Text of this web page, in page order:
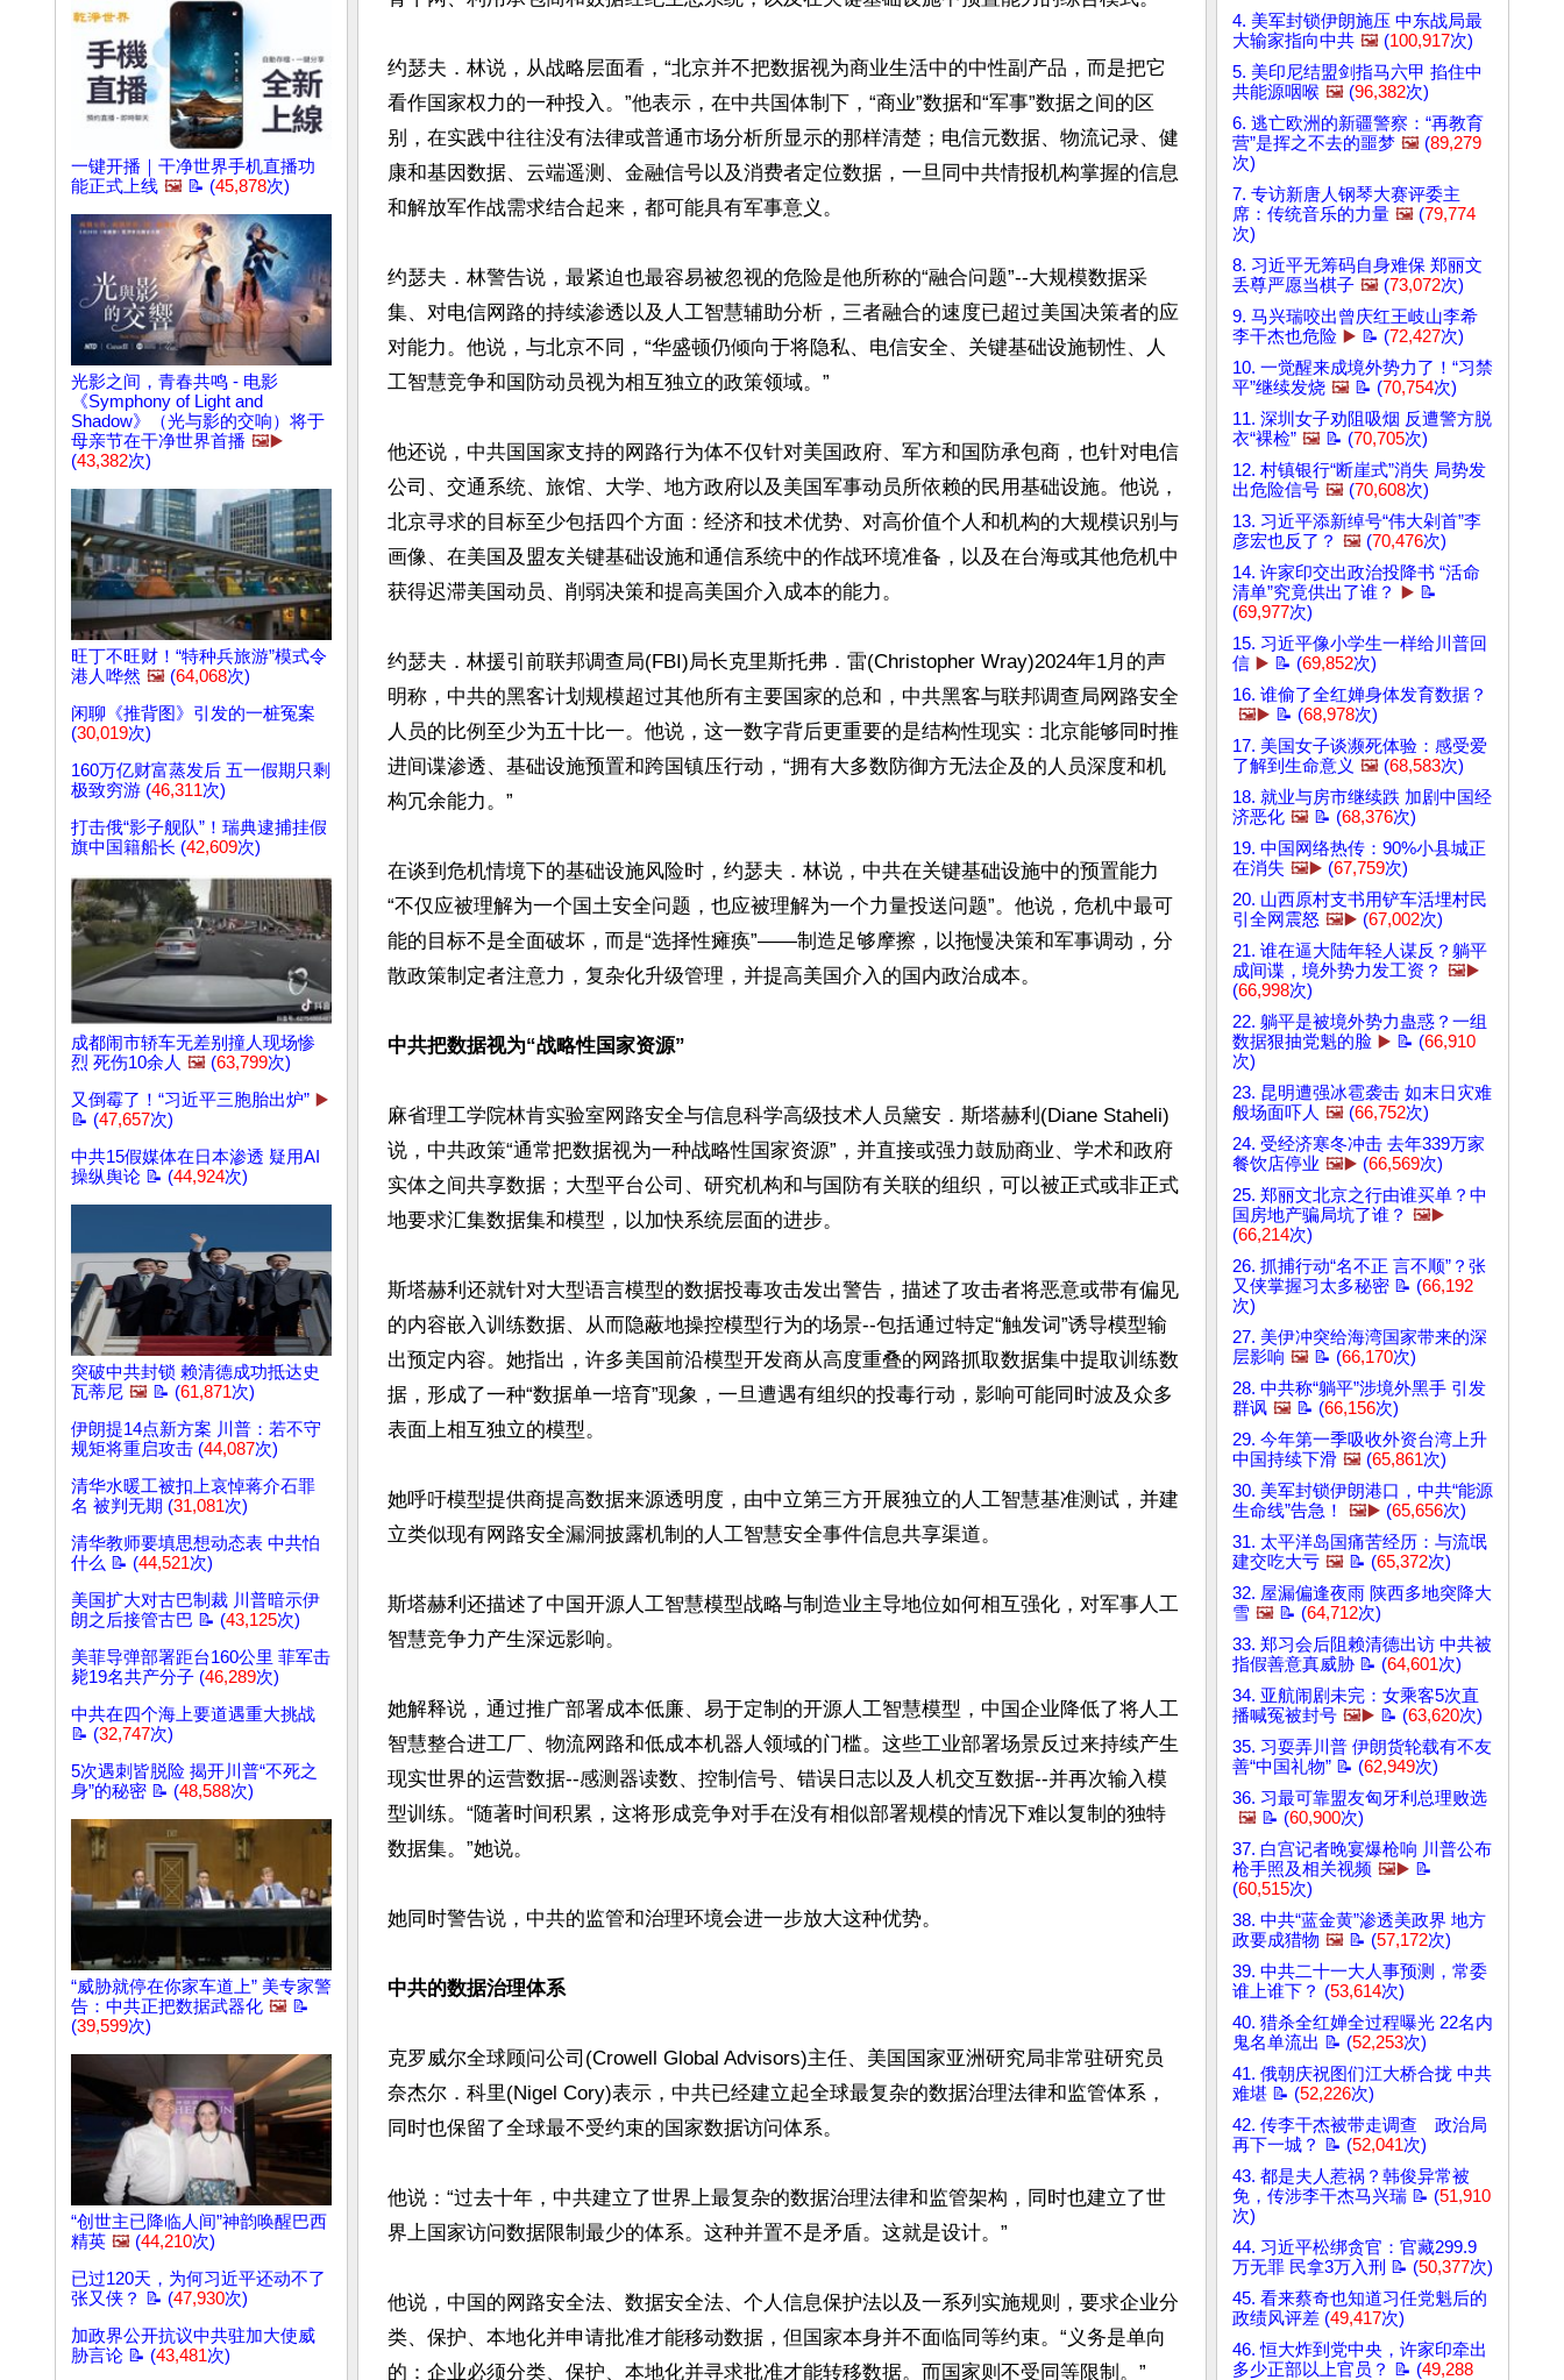
一键开播｜干净世界手机直播功
能正式上线 🖼️ 📝 (45,878次)
光影之间，青春共鸣 - 电影
《Symphony of Light and
Shadow》（光与影的交响）将于
母亲节在干净世界首播 🖼️▶️
(43,382次)
旺丁不旺财！“特种兵旅游”模式令
港人哗然 🖼️ (64,068次)
闲聊《推背图》引发的一桩冤案
(30,019次)
160万亿财富蒸发后 五一假期只剩
极致穷游 (46,311次)
打击俄“影子舰队”！瑞典逮捕挂假
旗中国籍船长 (42,609次)
成都闹市轿车无差别撞人现场惨
烈 死伤10余人 🖼️ (63,799次)
又倒霉了！“习近平三胞胎出炉” ▶️
📝 (47,657次)
中共15假媒体在日本渗透 疑用AI
操纵舆论 📝 (44,924次)
突破中共封锁 赖清德成功抵达史
瓦蒂尼 🖼️ 📝 (61,871次)
伊朗提14点新方案 川普：若不守
规矩将重启攻击 (44,087次)
清华水暖工被扣上哀悼蒋介石罪
名 被判无期 (31,081次)
清华教师要填思想动态表 中共怕
什么 📝 (44,521次)
美国扩大对古巴制裁 川普暗示伊
朗之后接管古巴 📝 (43,125次)
美菲导弹部署距台160公里 菲军击
毙19名共产分子 (46,289次)
中共在四个海上要道遇重大挑战
📝 (32,747次)
5次遇刺皆脱险 揭开川普“不死之
身”的秘密 📝 (48,588次)
“威胁就停在你家车道上” 美专家警
告：中共正把数据武器化 🖼️ 📝
(39,599次)
“创世主已降临人间”神韵唤醒巴西
精英 🖼️ (44,210次)
已过120天，为何习近平还动不了
张又侠？ 📝 (47,930次)
加政界公开抗议中共驻加大使威
胁言论 📝 (43,481次)
约瑟夫．林说，从战略层面看，“北京并不把数据视为商业生活中的中性副产品，而是把它
看作国家权力的一种投入。”他表示，在中共国体制下，“商业”数据和“军事”数据之间的区
别，在实践中往往没有法律或普通市场分析所显示的那样清楚；电信元数据、物流记录、健
康和基因数据、云端遥测、金融信号以及消费者定位数据，一旦同中共情报机构掌握的信息
和解放军作战需求结合起来，都可能具有军事意义。
约瑟夫．林警告说，最紧迫也最容易被忽视的危险是他所称的“融合问题”--大规模数据采
集、对电信网路的持续渗透以及人工智慧辅助分析，三者融合的速度已超过美国决策者的应
对能力。他说，与北京不同，“华盛顿仍倾向于将隐私、电信安全、关键基础设施韧性、人
工智慧竞争和国防动员视为相互独立的政策领域。”
他还说，中共国国家支持的网路行为体不仅针对美国政府、军方和国防承包商，也针对电信
公司、交通系统、旅馆、大学、地方政府以及美国军事动员所依赖的民用基础设施。他说，
北京寻求的目标至少包括四个方面：经济和技术优势、对高价值个人和机构的大规模识别与
画像、在美国及盟友关键基础设施和通信系统中的作战环境准备，以及在台海或其他危机中
获得迟滞美国动员、削弱决策和提高美国介入成本的能力。
约瑟夫．林援引前联邦调查局(FBI)局长克里斯托弗．雷(Christopher Wray)2024年1月的声
明称，中共的黑客计划规模超过其他所有主要国家的总和，中共黑客与联邦调查局网路安全
人员的比例至少为五十比一。他说，这一数字背后更重要的是结构性现实：北京能够同时推
进间谍渗透、基础设施预置和跨国镇压行动，“拥有大多数防御方无法企及的人员深度和机
构冗余能力。”
在谈到危机情境下的基础设施风险时，约瑟夫．林说，中共在关键基础设施中的预置能力
“不仅应被理解为一个国土安全问题，也应被理解为一个力量投送问题”。他说，危机中最可
能的目标不是全面破坏，而是“选择性瘫痪”——制造足够摩擦，以拖慢决策和军事调动，分
散政策制定者注意力，复杂化升级管理，并提高美国介入的国内政治成本。
中共把数据视为“战略性国家资源”
麻省理工学院林肯实验室网路安全与信息科学高级技术人员黛安．斯塔赫利(Diane Staheli)
说，中共政策“通常把数据视为一种战略性国家资源”，并直接或强力鼓励商业、学术和政府
实体之间共享数据；大型平台公司、研究机构和与国防有关联的组织，可以被正式或非正式
地要求汇集数据集和模型，以加快系统层面的进步。
斯塔赫利还就针对大型语言模型的数据投毒攻击发出警告，描述了攻击者将恶意或带有偏见
的内容嵌入训练数据、从而隐蔽地操控模型行为的场景--包括通过特定“触发词”诱导模型输
出预定内容。她指出，许多美国前沿模型开发商从高度重叠的网路抓取数据集中提取训练数
据，形成了一种“数据单一培育”现象，一旦遭遇有组织的投毒行动，影响可能同时波及众多
表面上相互独立的模型。
她呼吁模型提供商提高数据来源透明度，由中立第三方开展独立的人工智慧基准测试，并建
立类似现有网路安全漏洞披露机制的人工智慧安全事件信息共享渠道。
斯塔赫利还描述了中国开源人工智慧模型战略与制造业主导地位如何相互强化，对军事人工
智慧竞争力产生深远影响。
她解释说，通过推广部署成本低廉、易于定制的开源人工智慧模型，中国企业降低了将人工
智慧整合进工厂、物流网路和低成本机器人领域的门槛。这些工业部署场景反过来持续产生
现实世界的运营数据--感测器读数、控制信号、错误日志以及人机交互数据--并再次输入模
型训练。“随著时间积累，这将形成竞争对手在没有相似部署规模的情况下难以复制的独特
数据集。”她说。
她同时警告说，中共的监管和治理环境会进一步放大这种优势。
中共的数据治理体系
克罗威尔全球顾问公司(Crowell Global Advisors)主任、美国国家亚洲研究局非常驻研究员
奈杰尔．科里(Nigel Cory)表示，中共已经建立起全球最复杂的数据治理法律和监管体系，
同时也保留了全球最不受约束的国家数据访问体系。
他说：“过去十年，中共建立了世界上最复杂的数据治理法律和监管架构，同时也建立了世
界上国家访问数据限制最少的体系。这种并置不是矛盾。这就是设计。”
他说，中国的网路安全法、数据安全法、个人信息保护法以及一系列实施规则，要求企业分
类、保护、本地化并申请批准才能移动数据，但国家本身并不面临同等约束。“义务是单向
的：企业必须分类、保护、本地化并寻求批准才能转移数据。而国家则不受同等限制。”
4. 美军封锁伊朗施压 中东战局最
大输家指向中共 🖼️ (100,917次)
5. 美印尼结盟剑指马六甲 掐住中
共能源咽喉 🖼️ (96,382次)
6. 逃亡欧洲的新疆警察：“再教育
营”是挥之不去的噩梦 🖼️ (89,279
次)
7. 专访新唐人钢琴大赛评委主
席：传统音乐的力量 🖼️ (79,774
次)
8. 习近平无筹码自身难保 郑丽文
丢尊严愿当棋子 🖼️ (73,072次)
9. 马兴瑞咬出曾庆红王岐山李希
李干杰也危险 ▶️ 📝 (72,427次)
10. 一觉醒来成境外势力了！“习禁
平”继续发烧 🖼️ 📝 (70,754次)
11. 深圳女子劝阻吸烟 反遭警方脱
衣“裸检” 🖼️ 📝 (70,705次)
12. 村镇银行“断崖式”消失 局势发
出危险信号 🖼️ (70,608次)
13. 习近平添新绰号“伟大剁首”李
彦宏也反了？ 🖼️ (70,476次)
14. 许家印交出政治投降书 “活命
清单”究竟供出了谁？
▶️ 📝
(69,977次)
15. 习近平像小学生一样给川普回
信 ▶️ 📝 (69,852次)
16. 谁偷了全红婵身体发育数据？
🖼️▶️ 📝 (68,978次)
17. 美国女子谈濒死体验：感受爱
了解到生命意义 🖼️ (68,583次)
18. 就业与房市继续跌 加剧中国经
济恶化 🖼️ 📝 (68,376次)
19. 中国网络热传：90%小县城正
在消失 🖼️▶️ (67,759次)
20. 山西原村支书用铲车活埋村民
引全网震怒 🖼️▶️ (67,002次)
21. 谁在逼大陆年轻人谋反？躺平
成间谍，境外势力发工资？ 🖼️▶️
(66,998次)
22. 躺平是被境外势力蛊惑？一组
数据狠抽党魁的脸 ▶️ 📝 (66,910
次)
23. 昆明遭强冰雹袭击 如末日灾难
般场面吓人 🖼️ (66,752次)
24. 受经济寒冬冲击 去年339万家
餐饮店停业 🖼️▶️ (66,569次)
25. 郑丽文北京之行由谁买单？中
国房地产骗局坑了谁？ 🖼️▶️
(66,214次)
26. 抓捕行动“名不正 言不顺”？张
又侠掌握习太多秘密 📝 (66,192
次)
27. 美伊冲突给海湾国家带来的深
层影响 🖼️ 📝 (66,170次)
28. 中共称“躺平”涉境外黑手 引发
群讽 🖼️ 📝 (66,156次)
29. 今年第一季吸收外资台湾上升
中国持续下滑 🖼️ (65,861次)
30. 美军封锁伊朗港口，中共“能源
生命线”告急！
🖼️▶️ (65,656次)
31. 太平洋岛国痛苦经历：与流氓
建交吃大亏 🖼️ 📝 (65,372次)
32. 屋漏偏逢夜雨 陕西多地突降大
雪 🖼️ 📝 (64,712次)
33. 郑习会后阻赖清德出访 中共被
指假善意真威胁 📝 (64,601次)
34. 亚航闹剧未完：女乘客5次直
播喊冤被封号 🖼️▶️ 📝 (63,620次)
35. 习耍弄川普 伊朗货轮载有不友
善“中国礼物” 📝 (62,949次)
36. 习最可靠盟友匈牙利总理败选
🖼️ 📝 (60,900次)
37. 白宫记者晚宴爆枪响 川普公布
枪手照及相关视频 🖼️▶️ 📝
(60,515次)
38. 中共“蓝金黄”渗透美政界 地方
政要成猎物 🖼️ 📝 (57,172次)
39. 中共二十一大人事预测，常委
谁上谁下？ (53,614次)
40. 猎杀全红婵全过程曝光 22名内
鬼名单流出 📝 (52,253次)
41. 俄朝庆祝图们江大桥合拢 中共
难堪 📝 (52,226次)
42. 传李干杰被带走调查 政治局
再下一城？ 📝 (52,041次)
43. 都是夫人惹祸？韩俊异常被
免，传涉李干杰马兴瑞 📝 (51,910
次)
44. 习近平松绑贪官：官藏299.9
万无罪 民拿3万入刑 📝 (50,377次)
45. 看来蔡奇也知道习任党魁后的
政绩风评差 (49,417次)
46. 恒大炸到党中央，许家印牵出
多少正部以上官员？ 📝 (49,288